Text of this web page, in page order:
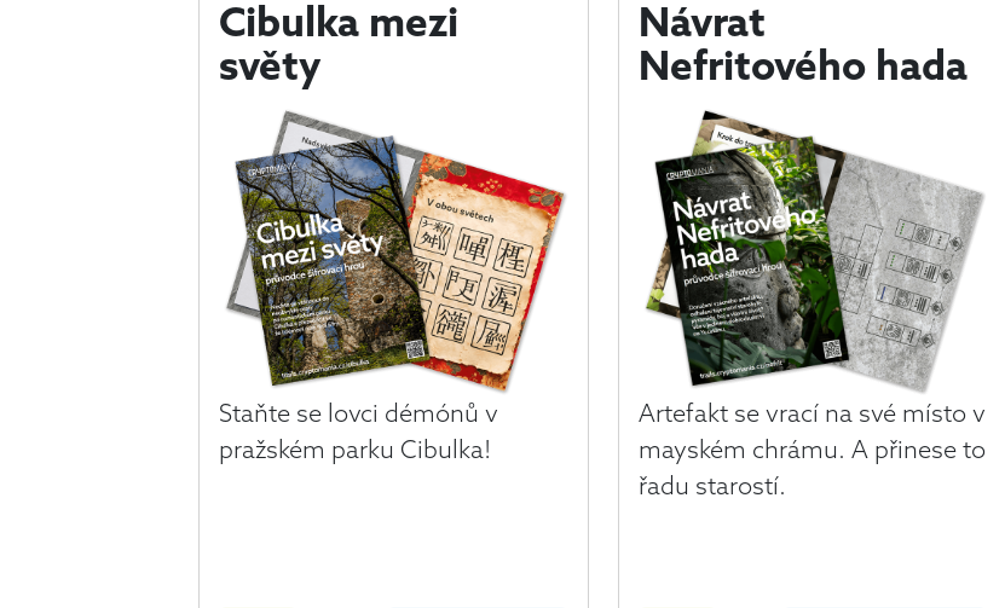
Cibulka mezi
světy
Staňte se lovci démónů v
pražském parku Cibulka!
Návrat
Nefritového hada
Artefakt se vrací na své místo v
mayském chrámu. A přinese to
řadu starostí.